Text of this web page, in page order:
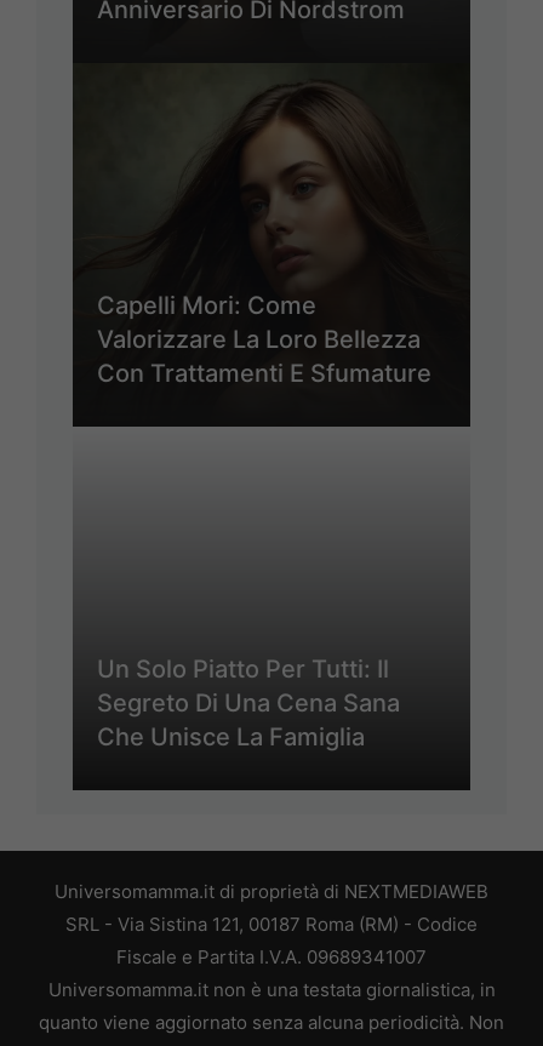
Anniversario Di Nordstrom
Capelli Mori: Come
Valorizzare La Loro Bellezza
Con Trattamenti E Sfumature
Un Solo Piatto Per Tutti: Il
Segreto Di Una Cena Sana
Che Unisce La Famiglia
Universomamma.it di proprietà di NEXTMEDIAWEB
SRL - Via Sistina 121, 00187 Roma (RM) - Codice
Fiscale e Partita I.V.A. 09689341007
Universomamma.it non è una testata giornalistica, in
quanto viene aggiornato senza alcuna periodicità. Non